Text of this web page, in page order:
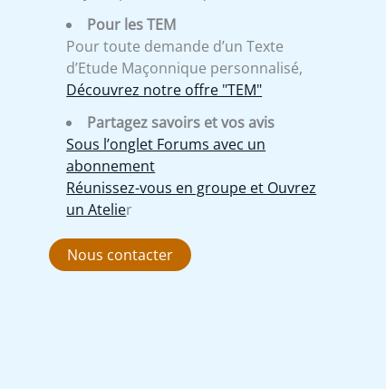
Pour les TEM
Pour toute demande d’un Texte
d’Etude Maçonnique personnalisé,
Découvrez notre offre "TEM"
Partagez savoirs et vos avis
Sous l’onglet Forums avec un
abonnement
Réunissez-vous en groupe et Ouvrez
un Atelier
Nous contacter